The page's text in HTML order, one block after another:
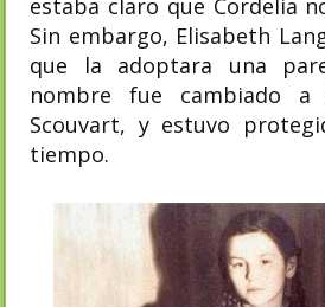
estaba claro que Cordelia
Sin embargo, Elisabeth
que la adoptara una
nombre fue cambiado a
Scouvart, y estuvo
tiempo.